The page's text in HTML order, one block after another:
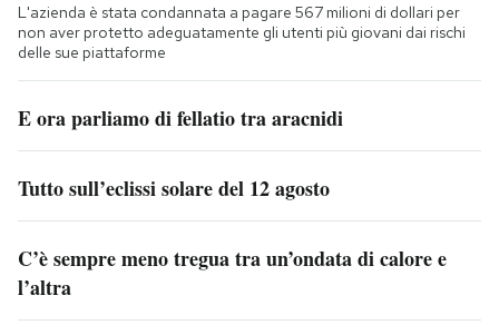
L'azienda è stata condannata a pagare 567 milioni di dollari per
non aver protetto adeguatamente gli utenti più giovani dai rischi
delle sue piattaforme
E ora parliamo di fellatio tra aracnidi
Tutto sull’eclissi solare del 12 agosto
C’è sempre meno tregua tra un’ondata di calore e
l’altra